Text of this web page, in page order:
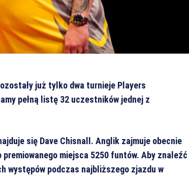
już tylko dwa turnieje Players
pełną listę 32 uczestników jednej z
się Dave Chisnall. Anglik zajmuje obecnie
miejsca 5250 funtów. Aby znaleźć
występów podczas najbliższego zjazdu w